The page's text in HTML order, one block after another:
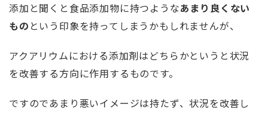
添加と聞くと食品添加物に持つようなあまり 良くない
もの という印象を持ってしまうかもしれませんが、
アクアリウムにおける添加剤はどちらかというと状況
を改善する方向に作用するものです。
ですのであまり悪いイメージは持たず、状況を改善し